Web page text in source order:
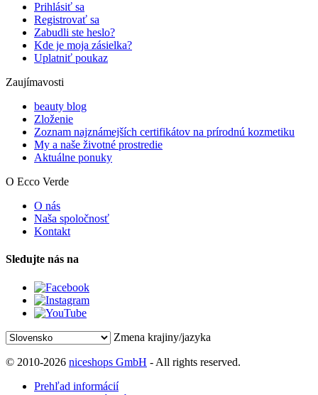
Prihlásiť sa
Registrovať sa
Zabudli ste heslo?
Kde je moja zásielka?
Uplatniť poukaz
Zaujímavosti
beauty blog
Zloženie
Zoznam najznámejších certifikátov na prírodnú kozmetiku
My a naše životné prostredie
Aktuálne ponuky
O Ecco Verde
O nás
Naša spoločnosť
Kontakt
Sledujte nás na
Zmena krajiny/jazyka
© 2010-2026 niceshops GmbH - All rights reserved.
Prehľad informácií